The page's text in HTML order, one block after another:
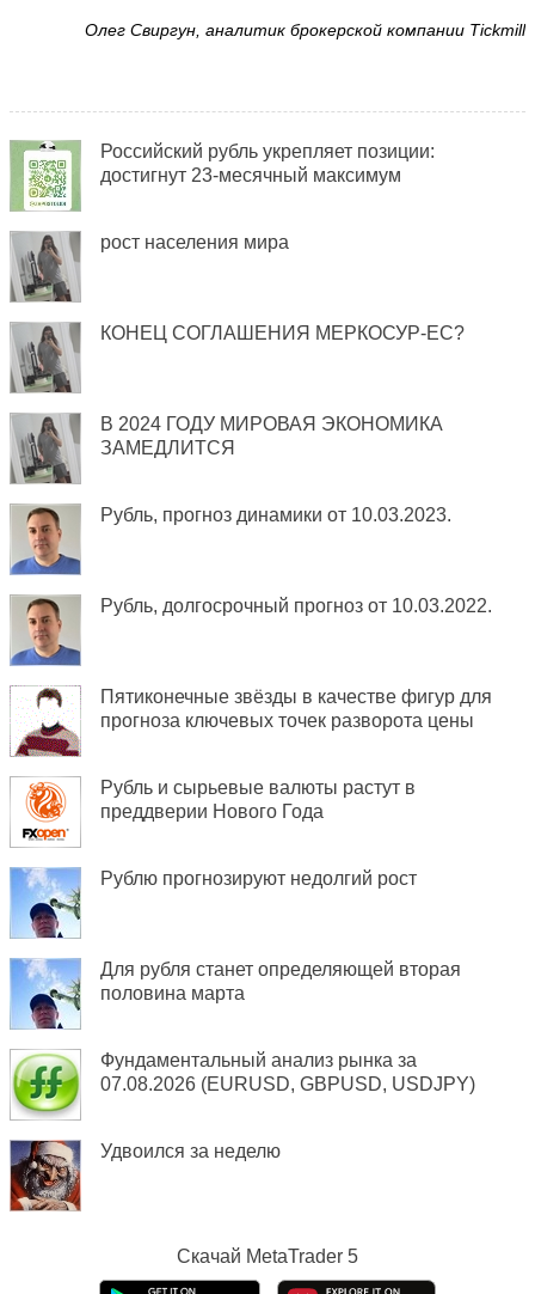
Олег Свиргун, аналитик брокерской компании Tickmill
Российский рубль укрепляет позиции:
достигнут 23-месячный максимум
рост населения мира
КОНЕЦ СОГЛАШЕНИЯ МЕРКОСУР-ЕС?
В 2024 ГОДУ МИРОВАЯ ЭКОНОМИКА
ЗАМЕДЛИТСЯ
Рубль, прогноз динамики от 10.03.2023.
Рубль, долгосрочный прогноз от 10.03.2022.
Пятиконечные звёзды в качестве фигур для
прогноза ключевых точек разворота цены
Рубль и сырьевые валюты растут в
преддверии Нового Года
Рублю прогнозируют недолгий рост
Для рубля станет определяющей вторая
половина марта
Фундаментальный анализ рынка за
07.08.2026 (EURUSD, GBPUSD, USDJPY)
Удвоился за неделю
Скачай MetaTrader 5